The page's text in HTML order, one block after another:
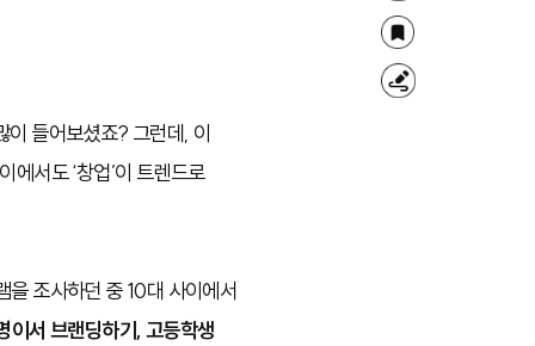
들어보셨죠? 그런데, 이
서도 ‘창업’이 트렌드로
조사하던 중 10대 사이에서
이서 브랜딩하기, 고등학생
가
기
자
크
기
북
마
형